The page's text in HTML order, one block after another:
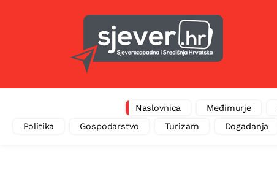
Naslovnica Međimurje
Politika
Gospodarstvo Turizam Događanja